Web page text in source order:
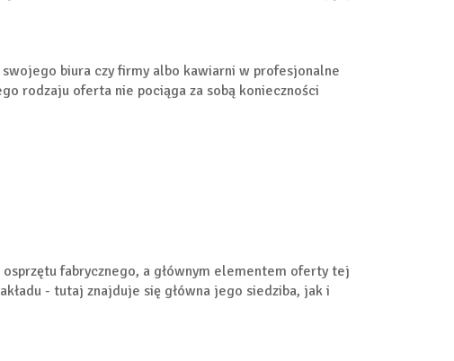
biura czy firmy albo kawiarni w profesjonalne
rodzaju oferta nie pociąga za sobą konieczności
fabrycznego, a głównym elementem oferty tej
- tutaj znajduje się główna jego siedziba, jak i